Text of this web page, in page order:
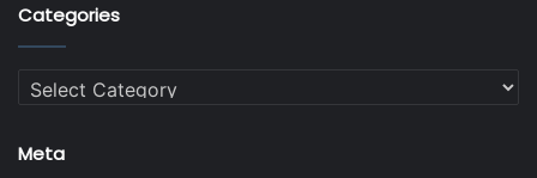
Categories
Categories
Meta